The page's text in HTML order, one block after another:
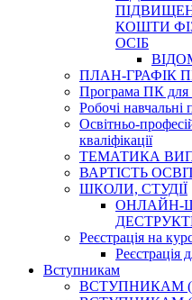
КОШТИ
ОСІБ
ПЛАН-ГРАФІК
Програма ПК для
Робочі навчальні
Освітньо-
кваліфікації
ТЕМАТИКА
ВАРТІСТЬ
ШКОЛИ, СТУДІЇ
ОНЛАЙН-
Реєстрація на
Реєстрація
Вступникам
ВСТУПНИКАМ